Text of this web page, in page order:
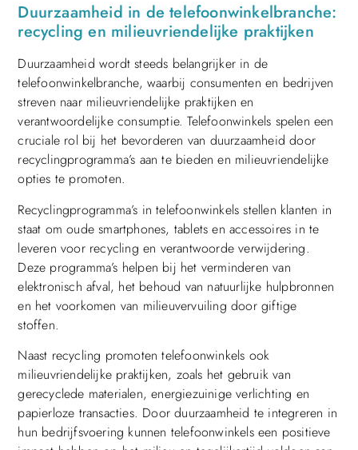
Duurzaamheid in de telefoonwinkelbranche:
recycling en milieuvriendelijke praktijken
Duurzaamheid wordt steeds belangrijker in de
telefoonwinkelbranche, waarbij consumenten en bedrijven
streven naar milieuvriendelijke praktijken en
verantwoordelijke consumptie. Telefoonwinkels spelen een
cruciale rol bij het bevorderen van duurzaamheid door
recyclingprogramma’s aan te bieden en milieuvriendelijke
opties te promoten.
Recyclingprogramma’s in telefoonwinkels stellen klanten in
staat om oude smartphones, tablets en accessoires in te
leveren voor recycling en verantwoorde verwijdering.
Deze programma’s helpen bij het verminderen van
elektronisch afval, het behoud van natuurlijke hulpbronnen
en het voorkomen van milieuvervuiling door giftige
stoffen.
Naast recycling promoten telefoonwinkels ook
milieuvriendelijke praktijken, zoals het gebruik van
gerecyclede materialen, energiezuinige verlichting en
papierloze transacties. Door duurzaamheid te integreren in
hun bedrijfsvoering kunnen telefoonwinkels een positieve